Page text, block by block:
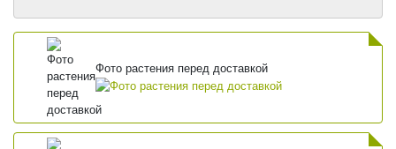
Фото растения перед доставкой